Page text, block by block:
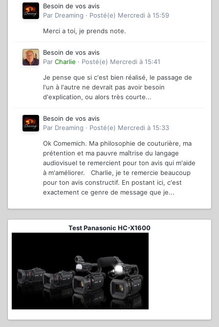
Besoin de vos avis
Par Dreaming · Posté(e) Mercredi à 15:59
Merci a toi, je prends note.
Besoin de vos avis
Par Charlie · Posté(e) Mercredi à 15:41
Je pense que si c'est bien réalisé, le passage de
l'un à l'autre ne devrait pas avoir besoin
d'explication, ou alors très courte...
Besoin de vos avis
Par Dreaming · Posté(e) Mercredi à 15:33
Ok Comemich. Ma philosophie de couturière, ma
prétention et ma pauvre maîtrise du langage
audiovisuel te remercient pour ton avis qui m'aide
à m'améliorer. Charlie, je te remercie beaucoup
pour ton avis constructif. En postant ici, c'est
exactement ce genre de message que je...
Test Panasonic HC-X1600